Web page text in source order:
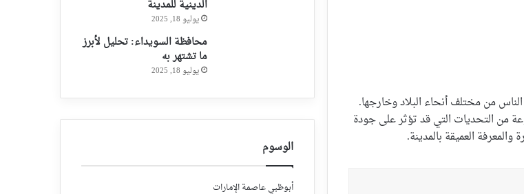
من مختلف أنحاء البلاد وخارجها.
من التحديات التي قد تؤثر على جودة
العميقة بالمدينة.
الدينية للمدينة
يوليو 18, 2025
محافظة السويداء: تحليل لأبرز
ما تشتهر به
يوليو 18, 2025
الوسوم
أبوظبي عاصمة الإمارات